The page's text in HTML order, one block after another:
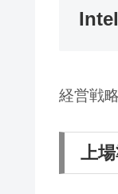
経営戦
上